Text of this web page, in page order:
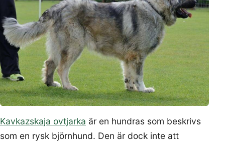
Kavkazskaja ovtjarka är en hundras som beskrivs
som en rysk björnhund. Den är dock inte att